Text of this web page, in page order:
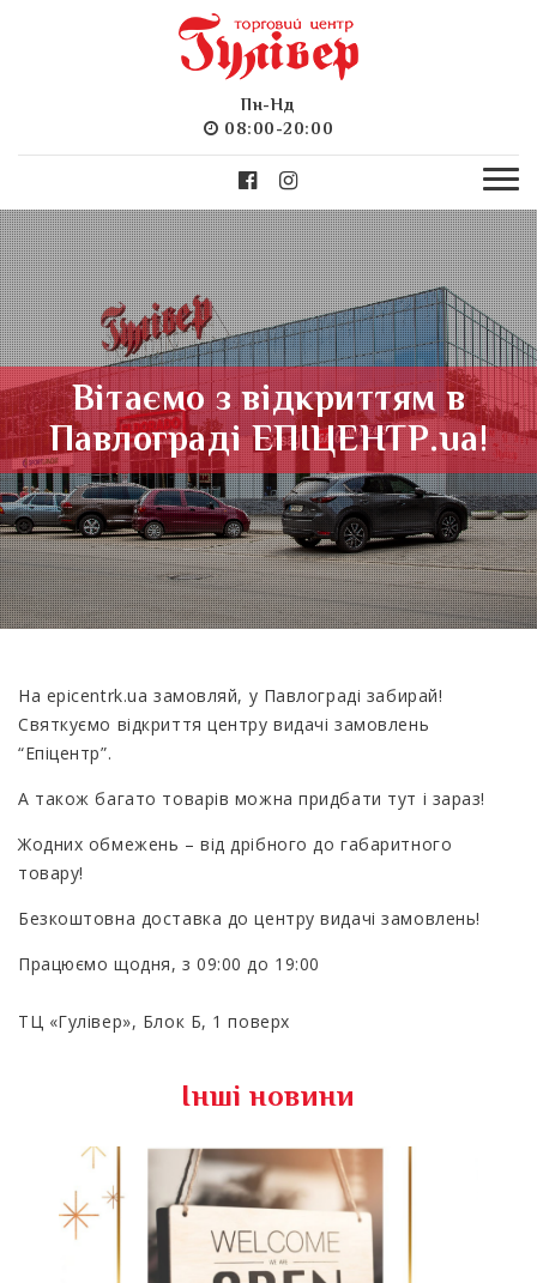
Пн-Нд
08:00-20:00
Вітаємо з відкриттям в
Павлограді ЕПІЦЕНТР.ua!
На epicentrk.ua замовляй, у Павлограді забирай!
Святкуємо відкриття центру видачі замовлень
“Епіцентр”.
А також багато товарів можна придбати тут і зараз!
Жодних обмежень – від дрібного до габаритного
товару!
Безкоштовна доставка до центру видачі замовлень!
Працюємо щодня, з 09:00 до 19:00
ТЦ «Гулівер», Блок Б, 1 поверх
Інші новини